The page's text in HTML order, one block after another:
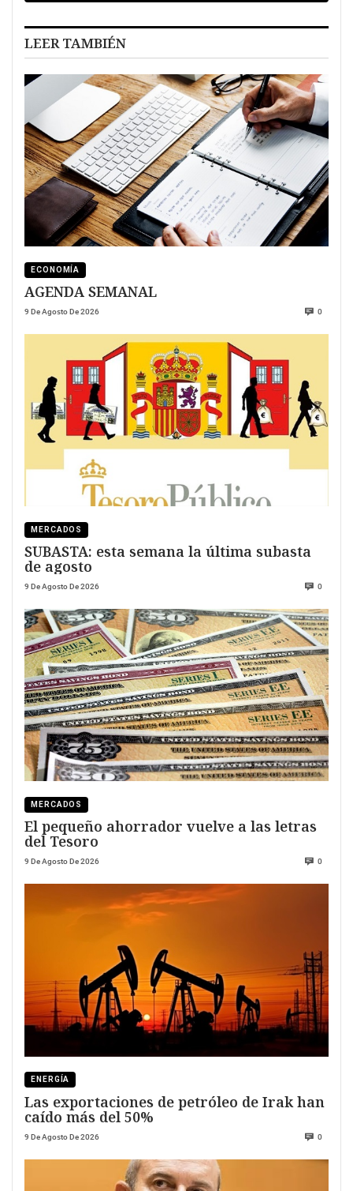
LEER TAMBIÉN
ECONOMÍA
AGENDA SEMANAL
9 De Agosto De 2026 0
MERCADOS
SUBASTA: esta semana la última subasta
de agosto
9 De Agosto De 2026 0
MERCADOS
El pequeño ahorrador vuelve a las letras
del Tesoro
9 De Agosto De 2026 0
ENERGÍA
Las exportaciones de petróleo de Irak han
caído más del 50%
9 De Agosto De 2026 0